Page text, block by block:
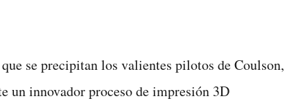
se precipitan los valientes pilotos de Coulson,
un innovador proceso de impresión 3D